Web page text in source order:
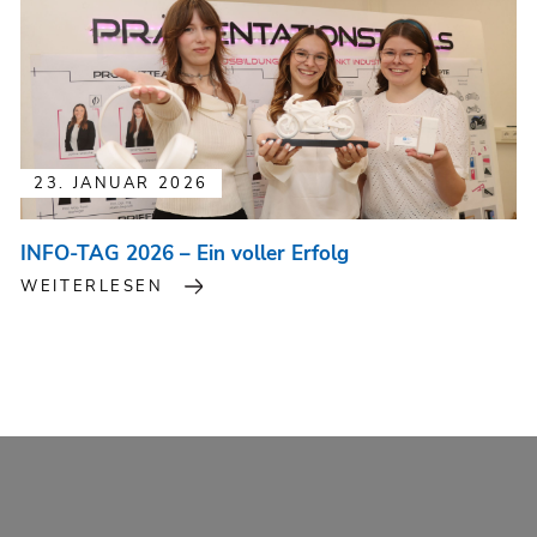
23. JANUAR 2026
INFO-TAG 2026 – Ein voller Erfolg
WEITERLESEN